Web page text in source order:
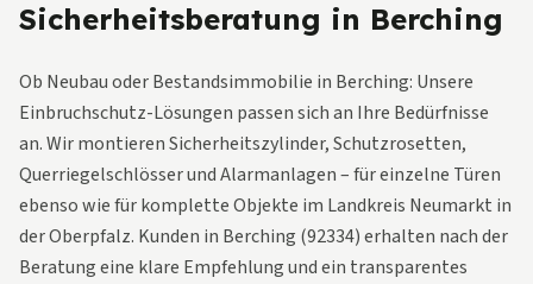
Sicherheitsberatung in Berching
Ob Neubau oder Bestandsimmobilie in Berching: Unsere
Einbruchschutz-Lösungen passen sich an Ihre Bedürfnisse
an. Wir montieren Sicherheitszylinder, Schutzrosetten,
Querriegelschlösser und Alarmanlagen – für einzelne Türen
ebenso wie für komplette Objekte im Landkreis Neumarkt in
der Oberpfalz. Kunden in Berching (92334) erhalten nach der
Beratung eine klare Empfehlung und ein transparentes